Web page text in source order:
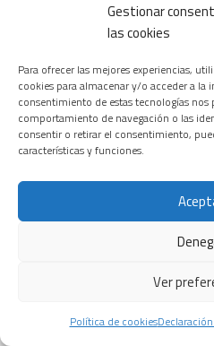
Gestionar
las cookies
Para ofrecer las mejores experiencias,
cookies para almacenar y/o acceder a
consentimiento de estas tecnologías
comportamiento de navegación o las
consentir o retirar el consentimiento,
características y funciones.
Ver
Política de cookies